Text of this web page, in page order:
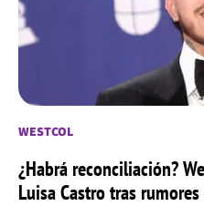
WESTCOL
¿Habrá reconciliación?
Luisa Castro tras